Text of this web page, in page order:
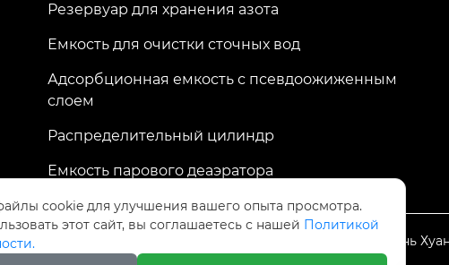
Резервуар для хранения азота
Емкость для очистки сточных вод
Адсорбционная емкость с псевдоожиженным
слоем
Распределительный цилиндр
Емкость парового деаэратора
Авторское право©ООО Паньцзинь
cookie для улучшения вашего опыта просмотра.
этот сайт, вы соглашаетесь с нашей Политикой